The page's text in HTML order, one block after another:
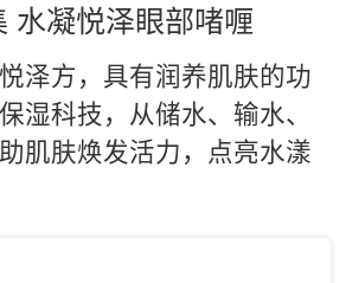
水凝悦泽眼部啫喱
泽方，具有润养肌肤的功
湿科技，从储水、输水、
肌肤焕发活力，点亮水漾